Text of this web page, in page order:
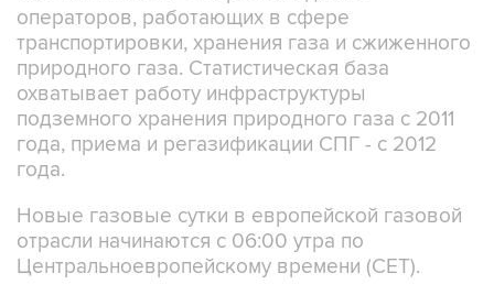
операторов, работающих в сфере
транспортировки, хранения газа и сжиженного
природного газа. Статистическая база
охватывает работу инфраструктуры
подземного хранения природного газа с 2011
года, приема и регазификации СПГ - с 2012
года.
Новые газовые сутки в европейской газовой
отрасли начинаются c 06:00 утра по
Центральноевропейскому времени (CET).